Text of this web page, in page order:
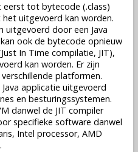
eerst tot bytecode (.class)
uitgevoerd kan worden.
uitgevoerd door een Java
kan ook de bytecode opnieuw
In Time compilatie, JIT),
kan worden. Er zijn
platformen.
applicatie uitgevoerd
en besturingssystemen.
danwel de JIT compiler
specifieke software danwel
Intel processor, AMD